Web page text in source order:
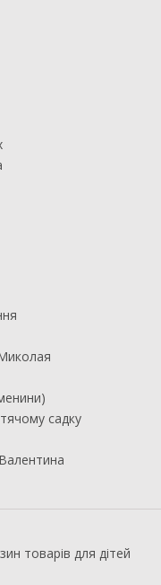
садку
товарів для дітей